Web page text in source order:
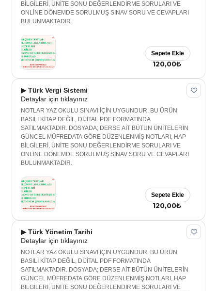
BİLGİLERİ, ÜNİTE SONU DEĞERLENDİRME SORULARI VE
ONLİNE DÖNEMDE SORULMUŞ SINAV SORU VE CEVAPLARI
BULUNMAKTADIR.
120,00₺
Sepete Ekle
▶ Türk Vergi Sistemi
Detaylar için tıklayınız
NOTLAR YAZ OKULU SINAVI İÇİN UYGUNDUR. BU ÜRÜN
BASILI KİTAP DEĞİL, DİJİTAL PDF FORMATINDA
SATILMAKTADIR. DOSYADA; DERSE AİT BÜTÜN ÜNİTELERİN
GÜNCEL MÜFREDATA GÖRE DÜZENLENMİŞ NOTLARI, HAP
BİLGİLERİ, ÜNİTE SONU DEĞERLENDİRME SORULARI VE
ONLİNE DÖNEMDE SORULMUŞ SINAV SORU VE CEVAPLARI
BULUNMAKTADIR.
120,00₺
Sepete Ekle
▶ Türk Yönetim Tarihi
Detaylar için tıklayınız
NOTLAR YAZ OKULU SINAVI İÇİN UYGUNDUR. BU ÜRÜN
BASILI KİTAP DEĞİL, DİJİTAL PDF FORMATINDA
SATILMAKTADIR. DOSYADA; DERSE AİT BÜTÜN ÜNİTELERİN
GÜNCEL MÜFREDATA GÖRE DÜZENLENMİŞ NOTLARI, HAP
BİLGİLERİ, ÜNİTE SONU DEĞERLENDİRME SORULARI VE